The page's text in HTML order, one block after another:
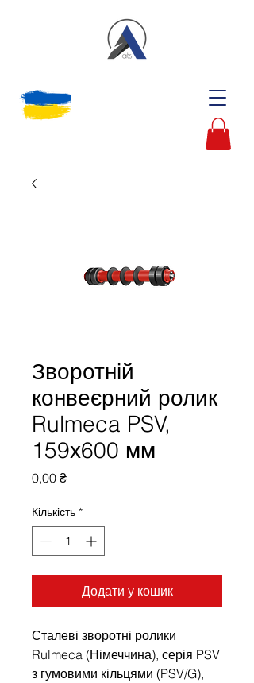
Зворотній
конвеєрний ролик
Rulmeca PSV,
159х600 мм
0,00 ₴Ціна
Кількість *
Додати у кошик
Сталеві зворотні ролики
Rulmeca (Німеччина), серія PSV
з гумовими кільцями (PSV/G),